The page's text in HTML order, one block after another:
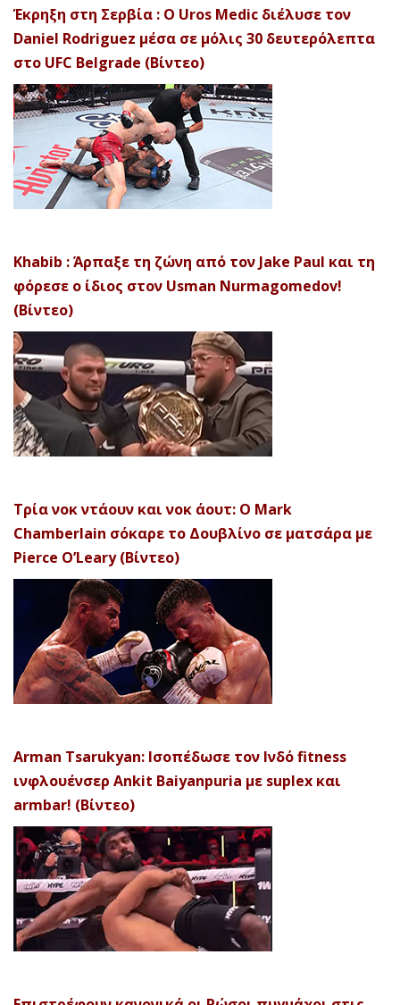
Έκρηξη στη Σερβία : Ο Uros Medic διέλυσε τον
Daniel Rodriguez μέσα σε μόλις 30 δευτερόλεπτα
στο UFC Belgrade (Βίντεο)
Khabib : Άρπαξε τη ζώνη από τον Jake Paul και τη
φόρεσε ο ίδιος στον Usman Nurmagomedov!
(Βίντεο)
Τρία νοκ ντάουν και νοκ άουτ: Ο Mark
Chamberlain σόκαρε το Δουβλίνο σε ματσάρα με
Pierce O’Leary (Βίντεο)
Arman Tsarukyan: Ισοπέδωσε τον Ινδό fitness
ινφλουένσερ Ankit Baiyanpuria με suplex και
armbar! (Βίντεο)